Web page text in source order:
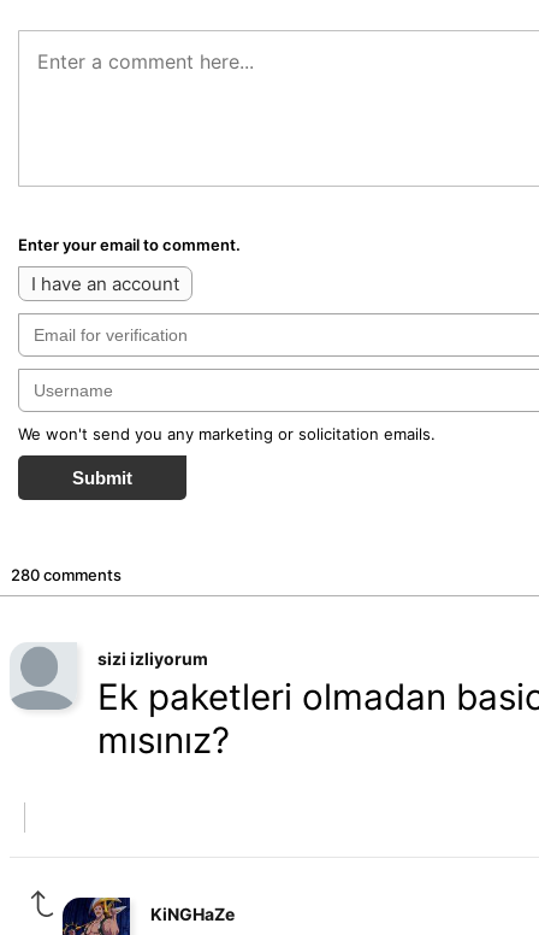
Enter your email to comment.
I have an account
We won't send you any marketing or solicitation emails.
Submit
280 comments
sizi izliyorum
Ek paketleri olmadan
mısınız?
KiNGHaZe